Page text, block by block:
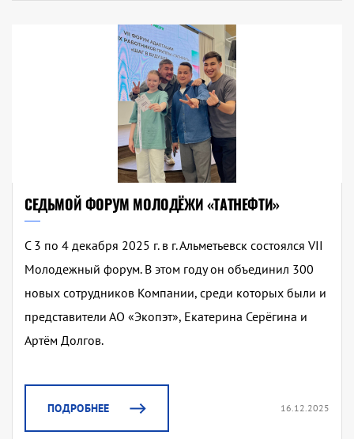
СЕДЬМОЙ ФОРУМ МОЛОДЁЖИ «ТАТНЕФТИ»
С 3 по 4 декабря 2025 г. в г. Альметьевск состоялся VII
Молодежный форум. В этом году он объединил 300
новых сотрудников Компании, среди которых были и
представители АО «Экопэт», Екатерина Серёгина и
Артём Долгов.
ПОДРОБНЕЕ 16.12.2025